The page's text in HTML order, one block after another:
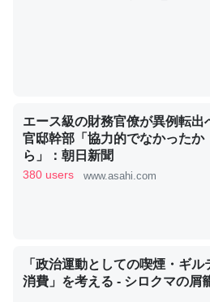
昆虫ってカルシウム少ないのか。
コオロギのカルシウム分はエビの
─ニュース :: 【研究発表】昆虫学の大問
いのか」に関する新仮説
論文では「淡水はカルシウムも酸
利だから両方が拮抗してるのでは
エース級の財務官僚が異例転
官邸幹部「協力的でなかったか
ら」：朝日新聞
380 users www.asahi.com
「政治運動としての喫煙・ギル
消費」を考える - シロクマの屑